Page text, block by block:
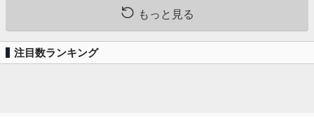
もっと見る
注目数ランキング